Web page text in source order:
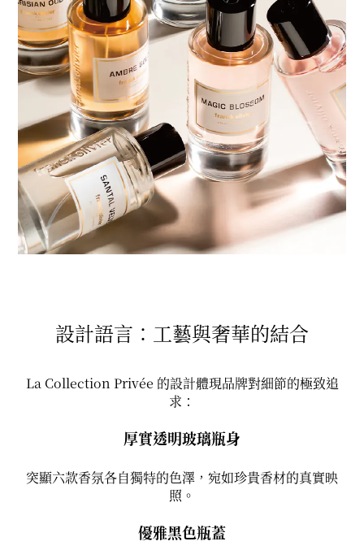
設計語言：工藝與奢華的結合
La Collection Privée 的設計體現品牌對細節的極致追
求：
厚實透明玻璃瓶身
突顯六款香氛各自獨特的色澤，宛如珍貴香材的真實映
照。
優雅黑色瓶蓋